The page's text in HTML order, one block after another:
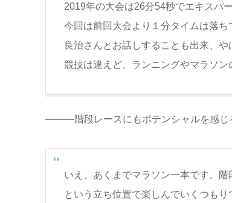
2019年の大会は26分54秒でエキスパ
今回は前回大会より１分タイムは落
良治さんとお話しすることも出来、
競技は違えど、ランニングやマラソン
―――階段レースにもポテンシャルを感じ
いえ、あくまでマラソン一本です。
という立ち位置で楽しんでいくつもり